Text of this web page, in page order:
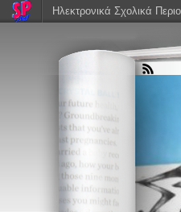
Ηλεκτρονικά Σχολικά